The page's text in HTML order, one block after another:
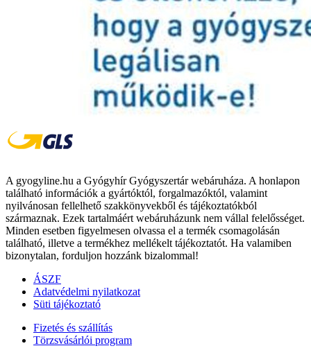
A gyogyline.hu a Gyógyhír Gyógyszertár webáruháza. A honlapon
található információk a gyártóktól, forgalmazóktól, valamint
nyilvánosan fellelhető szakkönyvekből és tájékoztatókból
származnak. Ezek tartalmáért webáruházunk nem vállal felelősséget.
Minden esetben figyelmesen olvassa el a termék csomagolásán
található, illetve a termékhez mellékelt tájékoztatót. Ha valamiben
bizonytalan, forduljon hozzánk bizalommal!
ÁSZF
Adatvédelmi nyilatkozat
Süti tájékoztató
Fizetés és szállítás
Törzsvásárlói program